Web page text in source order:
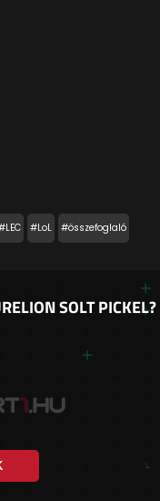
#LoL #összefoglaló
SOLT PICKEL?